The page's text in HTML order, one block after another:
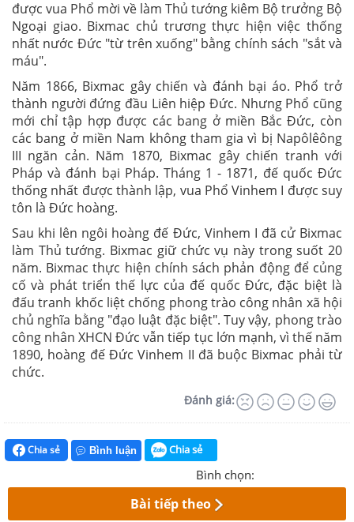
được vua Phổ mời về làm Thủ tướng kiêm Bộ trưởng Bộ
Ngoại giao. Bixmac chủ trương thực hiện việc thống
nhất nước Đức "từ trên xuống" bằng chính sách "sắt và
máu".
Năm 1866, Bixmac gây chiến và đánh bại áo. Phổ trở
thành người đứng đầu Liên hiệp Đức. Nhưng Phổ cũng
mới chỉ tập hợp được các bang ở miền Bắc Đức, còn
các bang ở miền Nam không tham gia vì bị Napôlêông
III ngăn cản. Năm 1870, Bixmac gây chiến tranh với
Pháp và đánh bại Pháp. Tháng 1 - 1871, đế quốc Đức
thống nhất được thành lập, vua Phổ Vinhem I được suy
tôn là Đức hoàng.
Sau khi lên ngôi hoàng đế Đức, Vinhem I đã cử Bixmac
làm Thủ tướng. Bixmac giữ chức vụ này trong suốt 20
năm. Bixmac thực hiện chính sách phản động để củng
cố và phát triển thế lực của đế quốc Đức, đặc biệt là
đấu tranh khốc liệt chống phong trào công nhân xã hội
chủ nghĩa bằng "đạo luật đặc biệt". Tuy vậy, phong trào
công nhân XHCN Đức vẫn tiếp tục lớn mạnh, vì thế năm
1890, hoàng đế Đức Vinhem II đã buộc Bixmac phải từ
chức.
Đánh giá:
Chia sẻ Bình luận Chia sẻ
Bình chọn:
Bài tiếp theo